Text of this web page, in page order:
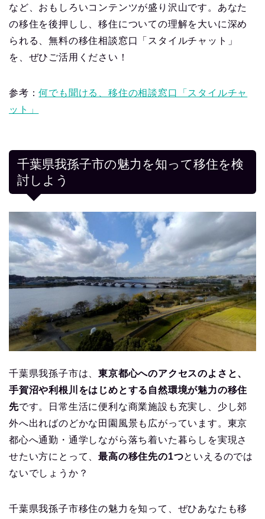
など、おもしろいコンテンツが盛り沢山です。あなた
の移住を後押しし、移住についての理解を大いに深め
られる、無料の移住相談窓口「スタイルチャット」
を、ぜひご活用ください！
参考：何でも聞ける、移住の相談窓口「スタイルチャ
ット」
千葉県我孫子市の魅力を知って移住を検
討しよう
千葉県我孫子市は、東京都心へのアクセスのよさと、
手賀沼や利根川をはじめとする自然環境が魅力の移住
先です。日常生活に便利な商業施設も充実し、少し郊
外へ出ればのどかな田園風景も広がっています。東京
都心へ通勤・通学しながら落ち着いた暮らしを実現さ
せたい方にとって、最高の移住先の1つといえるのでは
ないでしょうか？
千葉県我孫子市移住の魅力を知って、ぜひあなたも移